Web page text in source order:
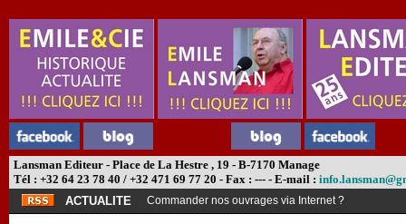
Lansman Editeur - Place de La Hestre , 19 - B-7170 Manage
Tél : +32 64 23 78 40 / +32 471 69 77 20 - Fax : --- - E-mail :
ACTUALITE
Commander nos ouvrages via Internet ?